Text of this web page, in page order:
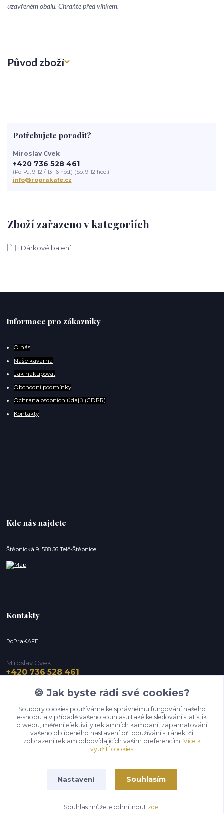
uzavřeném obalu. Chraňte před vlhkem.
Původ zboží
Zboží zařazeno v kategoriích
Dárkové balení
Potřebujete poradit?
Miroslav Cvek
+420 736 528 461
(Po-Pá, 9-12 / 13-16 hod.) (So, 9-12 hod.)
info@roprakafe.cz
Informace pro zákazníky
O nás
Naše kavárna
Jak nakupovat
Obchodní podmínky
Ochrana osobních údajů (GDPR)
Kontakty
Kde nás najdete
Štěpnická 9, 588 56 Telč-Štěpnice
Kontakty
RoPraKAFE
Miroslav Cvek
+420 736 528 461
Upravit sběr cookies.
Vytvořeno na Eshop-rychle.cz
🍪 Jak byste rádi své cookies?
Soubory cookies používáme ke správnému fungování našeho
e-shopu a v případě vašeho souhlasu také ke sledování statistik
o webu, měření efektivity reklamních kampaní, zapamatování
vašeho oblíbeného nastavení při používání stránek, či
zobrazení reklam odpovídajících vašim preferencím. Více k
využití cookies
Nastavení Souhlasím
Souhlas můžete odmítnout zde